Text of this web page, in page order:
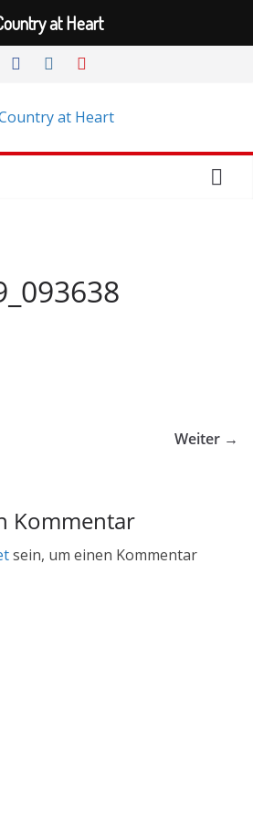
Weiter →
Kommentar
sein, um einen Kommentar
at Heart